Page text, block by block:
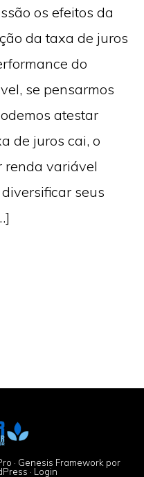
os efeitos da
da taxa de juros
do
se pensarmos
atestar
de juros cai, o
renda variável
seus
· Genesis Framework por
· Login